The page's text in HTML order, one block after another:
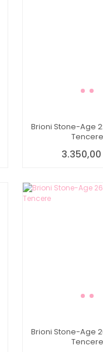
Brioni Stone-Age
Tencere
3.350,00
Brioni Stone-Age
Tencere